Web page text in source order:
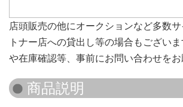
店頭販売の他にオークションなど多数
トナー店への貸出し等の場合もござい
や在庫確認等、事前にお問い合わせをお